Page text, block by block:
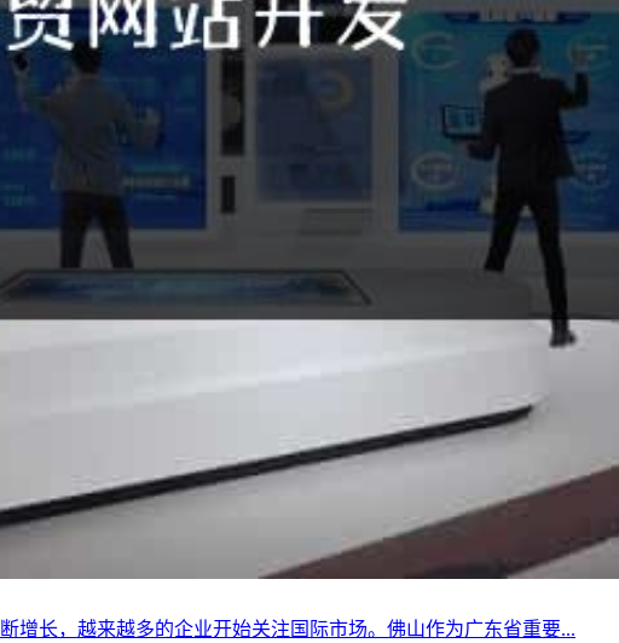
增长，越来越多的企业开始关注国际市场。佛山作为广东省重要...